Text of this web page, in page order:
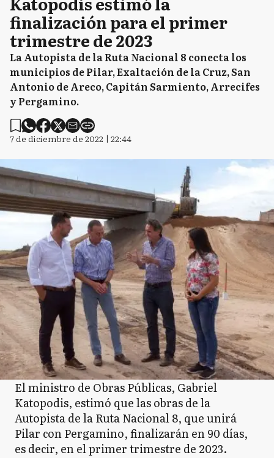
finalización para el primer
trimestre de 2023
La Autopista de la Ruta Nacional 8 conecta los
municipios de Pilar, Exaltación de la Cruz, San
Antonio de Areco, Capitán Sarmiento, Arrecifes
y Pergamino.
7 de diciembre de 2022 | 22:44
El ministro de Obras Públicas, Gabriel
Katopodis, estimó que las obras de la
Autopista de la Ruta Nacional 8, que unirá
Pilar con Pergamino, finalizarán en 90 días,
es decir, en el primer trimestre de 2023.